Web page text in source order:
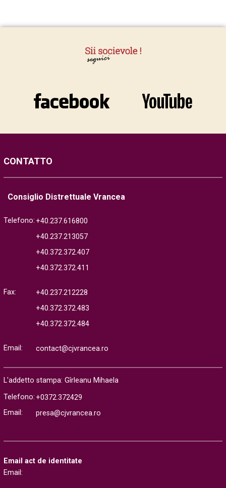
CONTATTO
Consiglio Distrettuale Vrancea
Telefono: +40.237.616800
+40.237.213057
+40.372.372.407
+40.372.372.411
Fax:
+40.237.212228
+40.372.372.483
+40.372.372.484
Email: contact@cjvrancea.ro
L'addetto stampa: Gîrleanu Mihaela
Telefono: +0372.372429
Email:
presa@cjvrancea.ro
Email act de identitate
Email: